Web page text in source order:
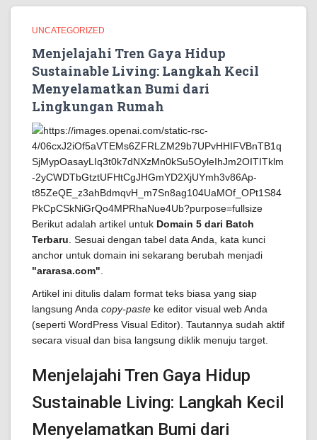
UNCATEGORIZED
Menjelajahi Tren Gaya Hidup
Sustainable Living: Langkah Kecil
Menyelamatkan Bumi dari
Lingkungan Rumah
Berikut adalah artikel untuk Domain 5 dari Batch
Terbaru . Sesuai dengan tabel data Anda, kata kunci
anchor untuk domain ini sekarang berubah menjadi
"ararasa.com"
Artikel ini ditulis dalam format teks biasa yang siap
langsung Anda copy-paste ke editor visual web Anda
(seperti WordPress Visual Editor). Tautannya sudah aktif
secara visual dan bisa langsung diklik menuju target.
Menjelajahi Tren Gaya Hidup
Sustainable Living: Langkah Kecil
Menyelamatkan Bumi dari